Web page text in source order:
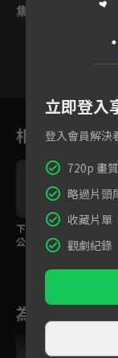
集數列表
2
相關花絮
下集預告：暗戀祕密大
公開
為您推薦
立即登入
登入會員解決
720p 畫質
略過片頭
收藏片單
觀劇紀錄